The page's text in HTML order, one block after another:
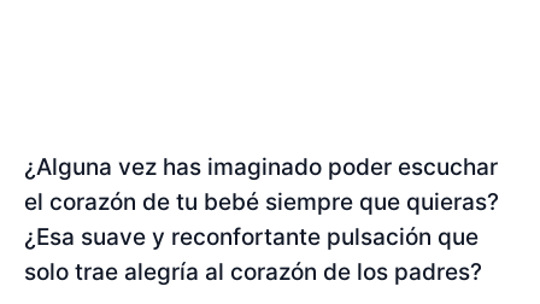
¿Alguna vez has imaginado poder escuchar
el corazón de tu bebé siempre que quieras?
¿Esa suave y reconfortante pulsación que
solo trae alegría al corazón de los padres?